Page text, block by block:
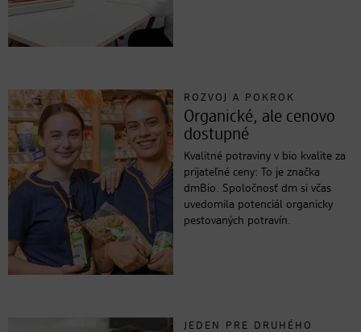
ROZVOJ A POKROK
Organické, ale cenovo
dostupné
Kvalitné potraviny v bio kvalite za
prijateľné ceny: To je značka
dmBio. Spoločnosť dm si včas
uvedomila potenciál organicky
pestovaných potravín.
JEDEN PRE DRUHÉHO